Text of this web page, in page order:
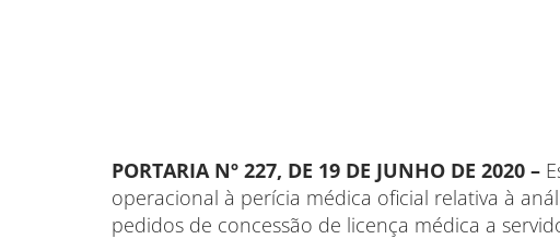
PORTARIA Nº 227, DE 19 DE JUNHO DE 2020 –
operacional à perícia médica oficial relativa à
pedidos de concessão de licença médica a